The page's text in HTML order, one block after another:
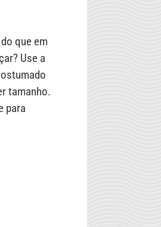
que em
Use a
tamanho.
para